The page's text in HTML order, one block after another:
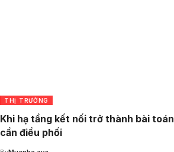
THỊ TRƯỜNG
Khi hạ tầng kết nối trở thành bài toán
cần điều phối